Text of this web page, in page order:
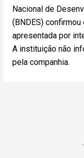
Nacional de
(BNDES)
apresentada por
A instituição não
pela companhia.